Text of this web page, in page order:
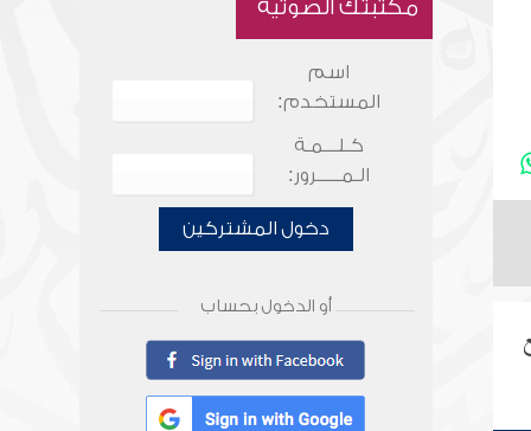
مكتبتك الصوتية
اسم
المستخدم:
كـلـــمـة
الـمـــــرور:
دخول المشتركين
أو الدخول بحساب